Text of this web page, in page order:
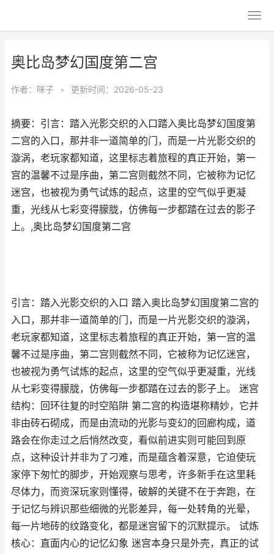
奥比岛梦幻国度第二宫
作者： 咪子 • 更新时间：2026-05-23
摘要：引言：踏入光影交织的入口踏入奥比岛梦幻国度第
二宫的入口，那并非一道简单的门，而是一片光影交织的
漩涡，老玩家都知道，这里标志着旅程的真正开始，第一
宫的温馨不过是序曲，第二宫则截然不同，它被称为记忆
迷宫，也被视为勇气试炼的起点，这里的空气似乎更凝
重，光线从七彩变得朦胧，仿佛每一步都踏在过去的影子
上。,奥比岛梦幻国度第二宫
引言：踏入光影交织的入口 踏入奥比岛梦幻国度第二宫的
入口，那并非一道简单的门，而是一片光影交织的漩涡，
老玩家都知道，这里标志着旅程的真正开始，第一宫的温
馨不过是序曲，第二宫则截然不同，它被称为记忆迷宫，
也被视为勇气试炼的起点，这里的空气似乎更凝重，光线
从七彩变得朦胧，仿佛每一步都踏在过去的影子上。 迷宫
结构：回环往复的时空陷阱 第二宫的构造堪称精妙，它并
非由砖石砌成，而是由流动的光影与变幻的回廊构成，道
路会在你走过之后悄然改变，看似前进实则可能回到原
点，这种设计并非为了刁难，而是蕴含着深意，它迫使玩
家停下匆忙的脚步，开始观察与思考，许多新手在这里耗
尽体力，而资深玩家则懂得，破解的关键不在于奔跑，在
于记忆与辨识那些细微的光影差异，每一处转角的光晕，
每一片地砖的纹路变化，都是迷宫留下的沉默提示。 试炼
核心：直面内心的记忆幻象 迷宫本身只是外壳，真正的试